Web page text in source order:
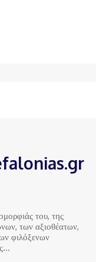
του, της
των αξιοθέατων,
φιλόξενων